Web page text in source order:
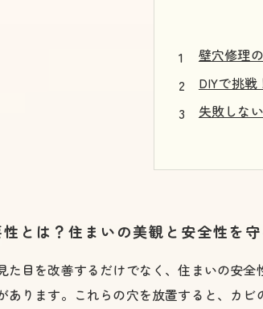
壁穴修理
DIYで挑
失敗しな
専門業者
壁穴修理
壁穴修理
とは？住まいの美観と安全性を
た目を改善するだけでなく、住まいの安
あります。これらの穴を放置すると、カ